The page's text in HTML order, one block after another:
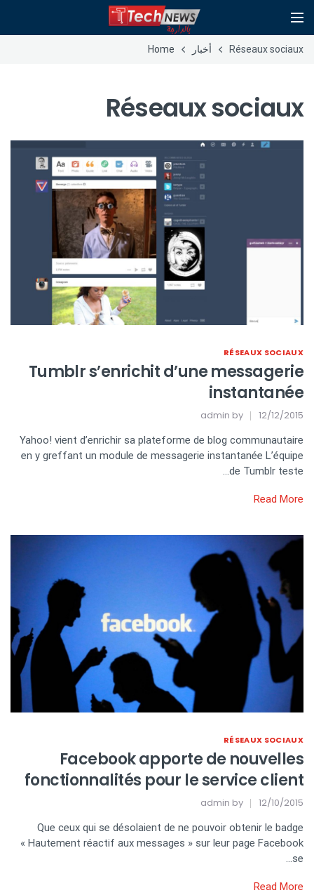
Réseaux sociaux أخبار Home
Réseaux sociaux
RÉSEAUX SOCIAUX
Tumblr s’enrichit d’une messagerie
instantanée
12/12/2015
admin
Yahoo! vient d’enrichir sa plateforme de blog communautaire
en y greffant un module de messagerie instantanée L’équipe
de Tumblr teste…
Read More
RÉSEAUX SOCIAUX
Facebook apporte de nouvelles
fonctionnalités pour le service client
12/10/2015
admin
Que ceux qui se désolaient de ne pouvoir obtenir le badge
« Hautement réactif aux messages » sur leur page Facebook
se…
Read More